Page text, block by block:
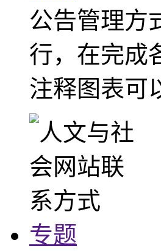
公告管理方
行，在完成
注释图表可
专题